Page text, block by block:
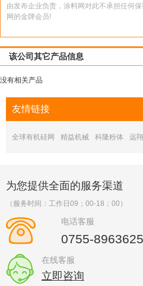
由发布企业负责，涂料网对此不承担任何
网的金牌会员!
该公司其它产品信息
没有相关产品
友情链接
全球有机硅网 精益机械 科隆粉体 远
为您提供全面的服务渠道
（服务时间：工作日09；00-18；00）
电话客服
0755-
在线客服
立即咨询